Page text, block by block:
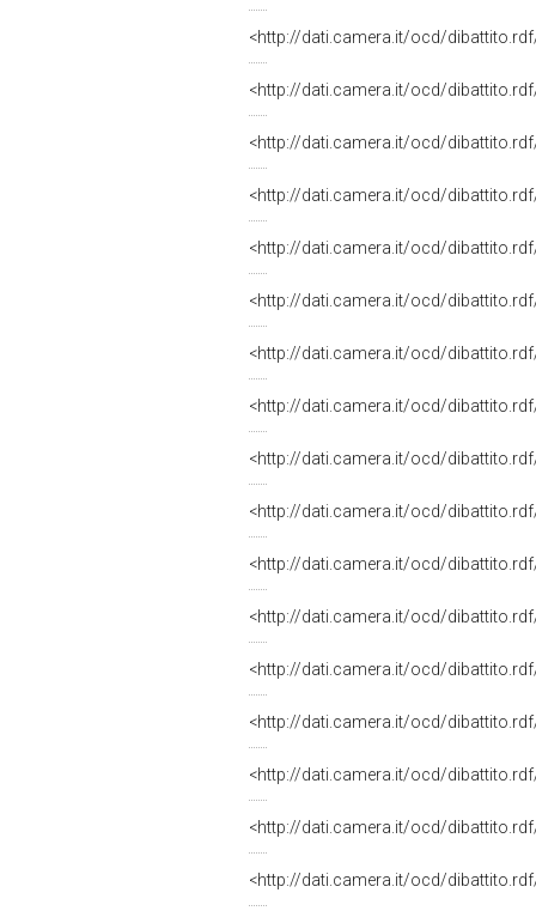
<http://dati.camera.it/ocd/
<http://dati.camera.it/ocd/
<http://dati.camera.it/ocd/
<http://dati.camera.it/ocd/
<http://dati.camera.it/ocd/
<http://dati.camera.it/ocd/
<http://dati.camera.it/ocd/
<http://dati.camera.it/ocd/
<http://dati.camera.it/ocd/
<http://dati.camera.it/ocd/
<http://dati.camera.it/ocd/
<http://dati.camera.it/ocd/
<http://dati.camera.it/ocd/
<http://dati.camera.it/ocd/
<http://dati.camera.it/ocd/
<http://dati.camera.it/ocd/
<http://dati.camera.it/ocd/